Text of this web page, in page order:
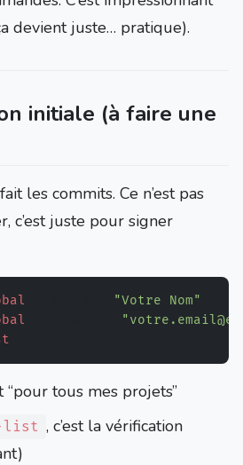
devient juste… pratique).
initiale (à faire une
les commits. Ce n’est pas
c’est juste pour signer
"Votre Nom"
“pour tous mes projets”
list , c’est la vérification